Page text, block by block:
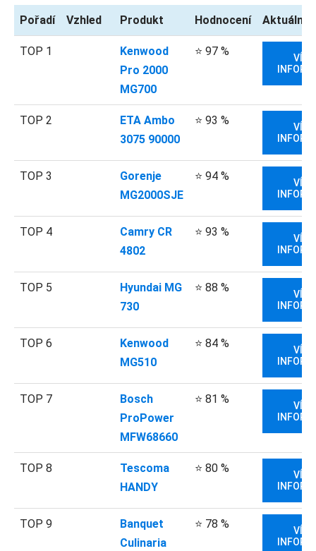
Pořadí Vzhled Produkt Hodnocení Aktuální
TOP 1
Kenwood
Pro 2000
MG700
⭐ 97 %
VÍCE
TOP 2
ETA Ambo
3075 90000
⭐ 93 %
VÍCE
TOP 3
Gorenje
MG2000SJE
⭐ 94 %
VÍCE
TOP 4
Camry CR
4802
⭐ 93 %
VÍCE
TOP 5
Hyundai MG
730
⭐ 88 %
VÍCE
TOP 6
Kenwood
MG510
⭐ 84 %
VÍCE
TOP 7
Bosch
ProPower
MFW68660
⭐ 81 %
VÍCE
TOP 8
Tescoma
HANDY
⭐ 80 %
VÍCE
TOP 9
Banquet
Culinaria
⭐ 78 %
VÍCE